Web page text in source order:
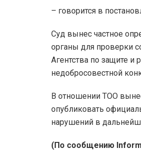
– говорится в
Суд вынес частное
органы для проверки
Агентства по защите
недобросовестной
В отношении ТОО
опубликовать
нарушений в
(По сообщению